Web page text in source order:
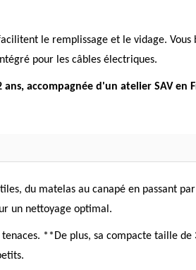
le remplissage et le vidage. Vous
pour les câbles électriques.
accompagnée d'un atelier SAV en
du matelas au canapé en passant
un nettoyage optimal.
**De plus, sa compacte taille de